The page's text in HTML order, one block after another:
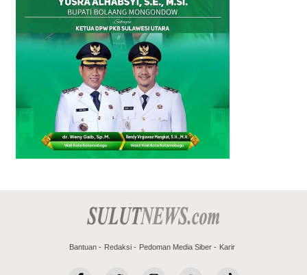
Bantuan Redaksi Pedoman Media Siber Karir